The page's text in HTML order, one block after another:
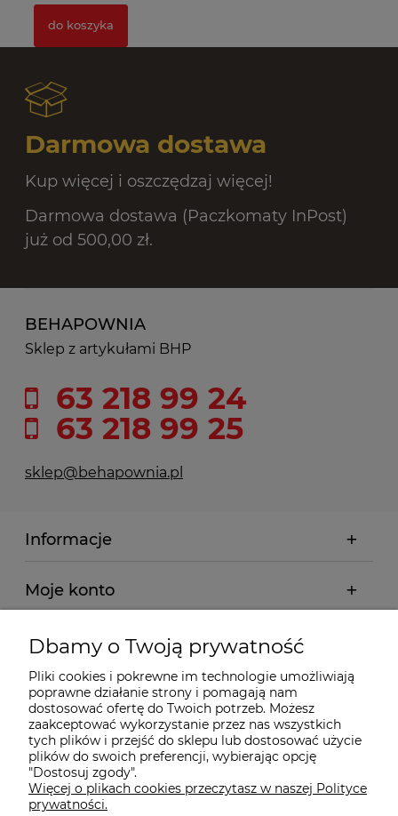
do koszyka
Darmowa dostawa
Kup więcej i oszczędzaj więcej!
Darmowa dostawa (Paczkomaty InPost)
już od 500,00 zł.
BEHAPOWNIA
Sklep z artykułami BHP
63 218 99 24
63 218 99 25
sklep@behapownia.pl
Informacje
Moje konto
Płatności i dostawa
Wybrane Kategorie
Wybrane Marki
Wiedza o BHP
Dbamy o Twoją prywatność
Pliki cookies i pokrewne im technologie umożliwiają
poprawne działanie strony i pomagają nam
dostosować ofertę do Twoich potrzeb. Możesz
zaakceptować wykorzystanie przez nas wszystkich
tych plików i przejść do sklepu lub dostosować użycie
plików do swoich preferencji, wybierając opcję
"Dostosuj zgody".
Więcej o plikach cookies przeczytasz w naszej Polityce
prywatności.